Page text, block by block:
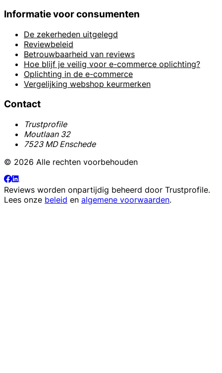
Informatie voor consumenten
De zekerheden uitgelegd
Reviewbeleid
Betrouwbaarheid van reviews
Hoe blijf je veilig voor e-commerce oplichting?
Oplichting in de e-commerce
Vergelijking webshop keurmerken
Contact
Trustprofile
Moutlaan 32
7523 MD Enschede
© 2026 Alle rechten voorbehouden
Reviews worden onpartijdig beheerd door Trustprofile.
Lees onze beleid en algemene voorwaarden.